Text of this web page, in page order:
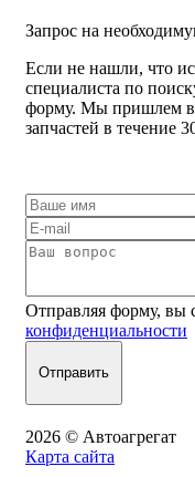
Запрос на
Если не нашли, что
специалиста по
форму. Мы пришлем
запчастей в течение
Отправляя форму, вы
конфиденциальности
2026 © Автоагрегат
Карта сайта